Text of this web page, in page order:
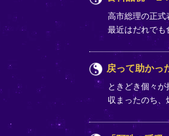
高市総理の正式
最近はだれでも
戻って助かっ
ときどき個々
収まったのち